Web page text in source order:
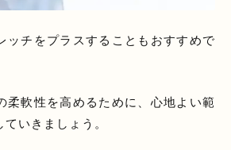
ッチをプラスすることもおすすめで
柔軟性を高めるために、心地よい範
いきましょう。